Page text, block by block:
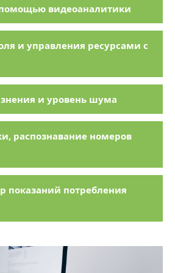
видеоаналитики
и управления ресурсами с
и уровень шума
распознавание номеров
показаний потребления